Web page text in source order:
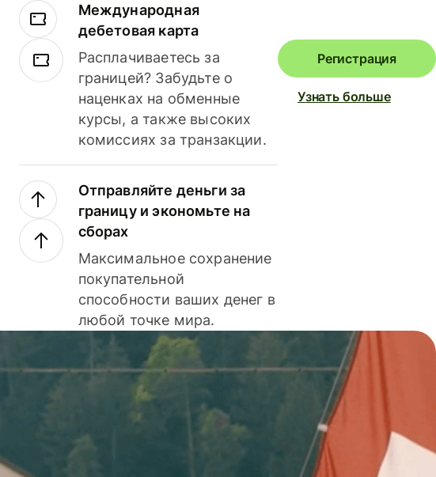
Международная
дебетовая карта
Расплачиваетесь за
границей? Забудьте о
наценках на обменные
курсы, а также высоких
комиссиях за транзакции.
Отправляйте деньги за
границу и экономьте на
сборах
Максимальное сохранение
покупательной
способности ваших денег в
любой точке мира.
Регистрация
Узнать больше